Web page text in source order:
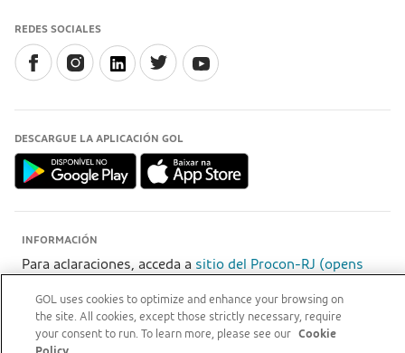
REDES SOCIALES
DESCARGUE LA APLICACIÓN GOL
INFORMACIÓN
Para aclaraciones, acceda a sitio del Procon-RJ (opens
GOL uses cookies to optimize and enhance your browsing on
the site. All cookies, except those strictly necessary, require
your consent to run. To learn more, please see our
Cookie